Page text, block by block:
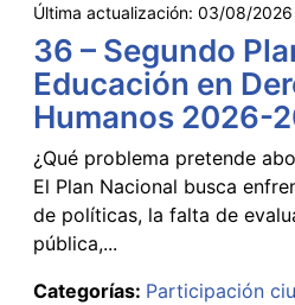
Última actualización: 03/08/2026
36 – Segundo
Educación en
Humanos 2026-
¿Qué problema pretende
El Plan Nacional busca
de políticas, la falta de
pública,...
Categorías: Participación